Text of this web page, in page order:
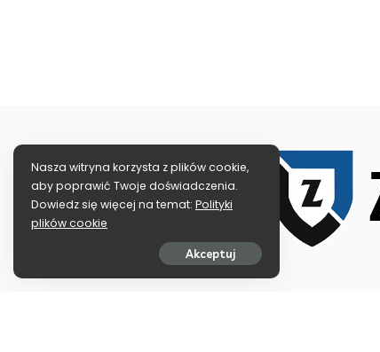
Nasza witryna korzysta z plików cookie,
aby poprawić Twoje doświadczenia.
Dowiedz się więcej na temat: Polityki
plików cookie
Akceptuj